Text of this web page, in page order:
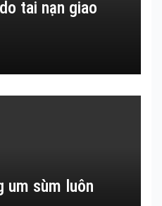
tai nạn giao
um sùm luôn